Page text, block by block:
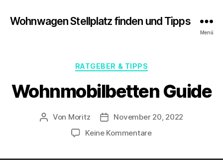
Wohnwagen Stellplatz finden und Tipps
Menü
Kategorien
RATGEBER & TIPPS
Wohnmobilbetten Guide
Beitragsautor
Von Moritz Veröffentlichungsdatum
November 20, 2022
Keine Kommentarezu